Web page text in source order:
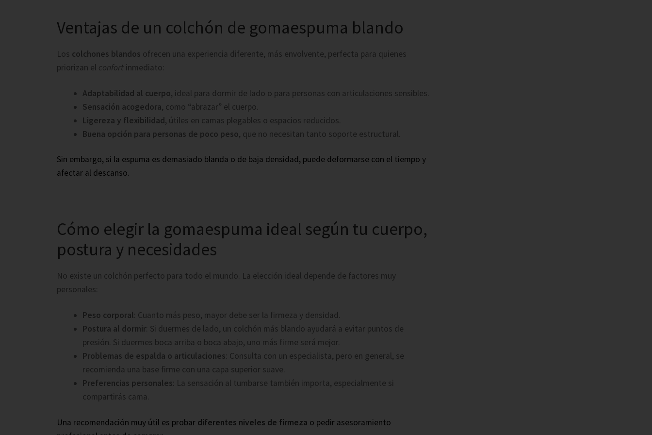
Ventajas de un colchón de gomaespuma blando
Los colchones blandos ofrecen una experiencia diferente, más envolvente, perfecta para quienes
priorizan el confort inmediato:
Adaptabilidad al cuerpo, ideal para dormir de lado o para personas con articulaciones sensibles.
Sensación acogedora, como “abrazar” el cuerpo.
Ligereza y flexibilidad, útiles en camas plegables o espacios reducidos.
Buena opción para personas de poco peso, que no necesitan tanto soporte estructural.
Sin embargo, si la espuma es demasiado blanda o de baja densidad, puede deformarse con el tiempo y
afectar al descanso.
Cómo elegir la gomaespuma ideal según tu cuerpo,
postura y necesidades
No existe un colchón perfecto para todo el mundo. La elección ideal depende de factores muy
personales:
Peso corporal: Cuanto más peso, mayor debe ser la firmeza y densidad.
Postura al dormir: Si duermes de lado, un colchón más blando ayudará a evitar puntos de
presión. Si duermes boca arriba o boca abajo, uno más firme será mejor.
Problemas de espalda o articulaciones: Consulta con un especialista, pero en general, se
recomienda una base firme con una capa superior suave.
Preferencias personales: La sensación al tumbarse también importa, especialmente si
compartirás cama.
Una recomendación muy útil es probar diferentes niveles de firmeza o pedir asesoramiento